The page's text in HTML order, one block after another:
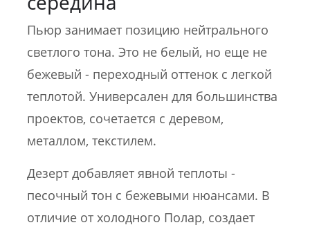
Пьюр занимает позицию нейтрального
светлого тона. Это не белый, но еще не
бежевый - переходный оттенок с легкой
теплотой. Универсален для большинства
проектов, сочетается с деревом,
металлом, текстилем.
Дезерт добавляет явной теплоты -
песочный тон с бежевыми нюансами. В
отличие от холодного Полар, создает